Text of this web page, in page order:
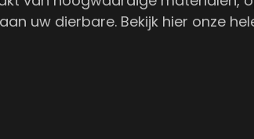
uw dierbare. Bekijk hier onze